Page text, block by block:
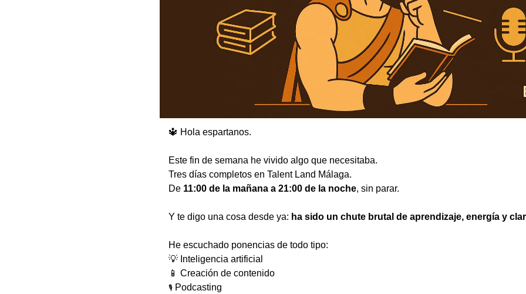
🔱 Hola espartanos.
Este fin de semana he vivido algo que necesitaba.
Tres días completos en Talent Land Málaga.
De 11:00 de la mañana a 21:00 de la noche, sin parar.
Y te digo una cosa desde ya: ha sido un chute brutal de aprendizaje, energía y
He escuchado ponencias de todo tipo:
💡 Inteligencia artificial
📱 Creación de contenido
🎙️ Podcasting